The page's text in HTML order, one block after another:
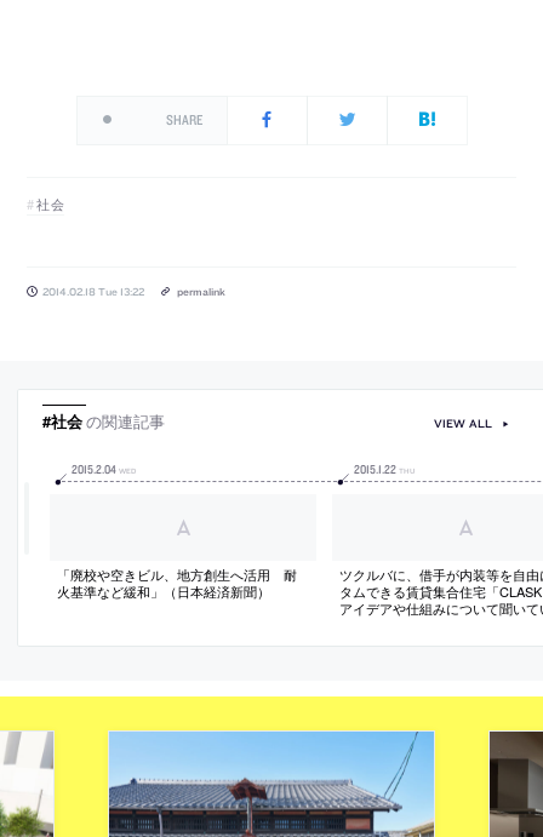
SHARE
社会
2014.02.18 Tue 13:22 permalink
#社会の関連記事
2015.2.04 WED
「廃校や空きビル、地方創生へ活用 耐
火基準など緩和」（日本経済新聞）
2015.1 22 THU
ツクルバに、借手が内装等を自由
タムできる賃貸集合住宅「
アイデアや仕組みについて聞いて
VIEW ALL